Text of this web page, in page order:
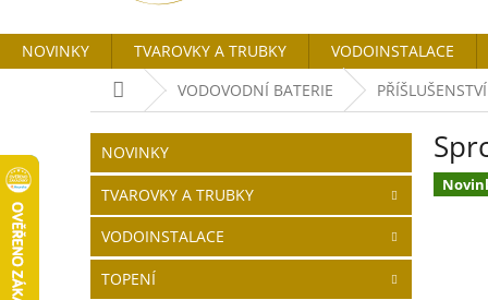
NOVINKY TVAROVKY A TRUBKY
VODOINSTALACE
Domů VODOVODNÍ BATERIE PŘÍŠLUŠENSTVÍ
s
r
n
Přeskočit
kategorie
NOVINKY
TVAROVKY A TRUBKY
VODOINSTALACE
TOPENÍ